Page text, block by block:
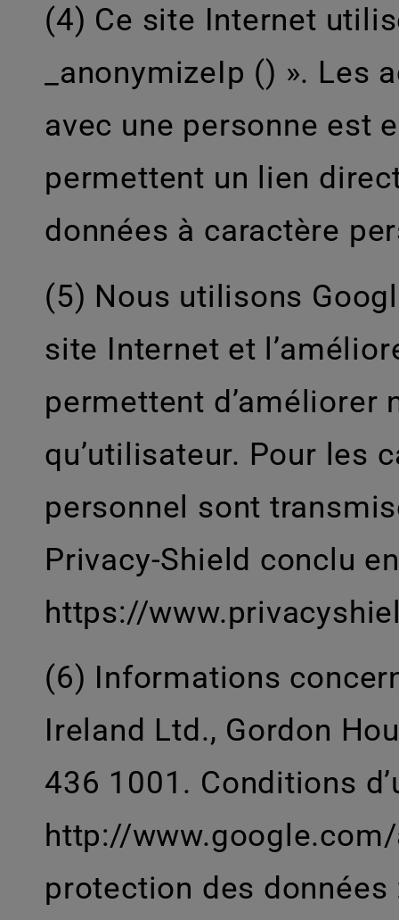
(4) Ce site Internet
_anonymizeIp () ». Les
avec une personne est
permettent un lien
données à caractère
(5) Nous utilisons
site Internet et
permettent d’améliorer
qu’utilisateur. Pour les
personnel sont
Privacy-Shield conclu
https://
(6) Informations
Ireland Ltd., Gordon
436 1001. Conditions
http://
protection des données